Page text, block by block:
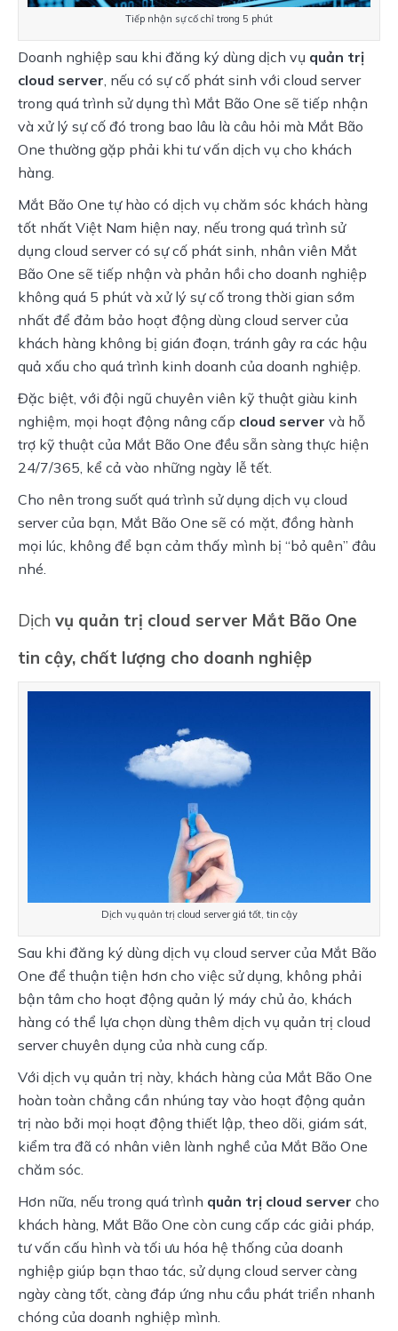
Tiếp nhận sự cố chỉ trong 5 phút
Doanh nghiệp sau khi đăng ký dùng dịch vụ quản trị
cloud server , nếu có sự cố phát sinh với cloud server
trong quá trình sử dụng thì Mắt Bão One sẽ tiếp nhận
và xử lý sự cố đó trong bao lâu là câu hỏi mà Mắt Bão
One thường gặp phải khi tư vấn dịch vụ cho khách
hàng.
Mắt Bão One tự hào có dịch vụ chăm sóc khách hàng
tốt nhất Việt Nam hiện nay, nếu trong quá trình sử
dụng cloud server có sự cố phát sinh, nhân viên Mắt
Bão One sẽ tiếp nhận và phản hồi cho doanh nghiệp
không quá 5 phút và xử lý sự cố trong thời gian sớm
nhất để đảm bảo hoạt động dùng cloud server của
khách hàng không bị gián đoạn, tránh gây ra các hậu
quả xấu cho quá trình kinh doanh của doanh nghiệp.
Đặc biệt, với đội ngũ chuyên viên kỹ thuật giàu kinh
nghiệm, mọi hoạt động nâng cấp cloud server và hỗ
trợ kỹ thuật của Mắt Bão One đều sẵn sàng thực hiện
24/7/365, kể cả vào những ngày lễ tết.
Cho nên trong suốt quá trình sử dụng dịch vụ cloud
server của bạn, Mắt Bão One sẽ có mặt, đồng hành
mọi lúc, không để bạn cảm thấy mình bị “bỏ quên” đâu
nhé.
Dịch vụ quản trị cloud server Mắt Bão One
tin cậy, chất lượng cho doanh nghiệp
Dịch vụ quản trị cloud server giá tốt, tin cậy
Sau khi đăng ký dùng dịch vụ cloud server của Mắt Bão
One để thuận tiện hơn cho việc sử dụng, không phải
bận tâm cho hoạt động quản lý máy chủ ảo, khách
hàng có thể lựa chọn dùng thêm dịch vụ quản trị cloud
server chuyên dụng của nhà cung cấp.
Với dịch vụ quản trị này, khách hàng của Mắt Bão One
hoàn toàn chẳng cần nhúng tay vào hoạt động quản
trị nào bởi mọi hoạt động thiết lập, theo dõi, giám sát,
kiểm tra đã có nhân viên lành nghề của Mắt Bão One
chăm sóc.
Hơn nữa, nếu trong quá trình quản trị cloud server cho
khách hàng, Mắt Bão One còn cung cấp các giải pháp,
tư vấn cấu hình và tối ưu hóa hệ thống của doanh
nghiệp giúp bạn thao tác, sử dụng cloud server càng
ngày càng tốt, càng đáp ứng nhu cầu phát triển nhanh
chóng của doanh nghiệp mình.